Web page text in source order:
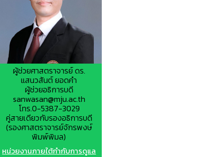
ผู้ช่วยศาสตราจารย์ ดร.
แสนวสันต์ ยอดคำ
ผู้ช่วยอธิการบดี
sanwasan@mju.ac.th
โทร.0-5387-3029
คู่สายเดียวกับรองอธิการบดี
(รองศาสตราจารย์จักรพงษ์
พิมพ์พิมล)
หน่วยงานภายใต้กำกับการดูแล